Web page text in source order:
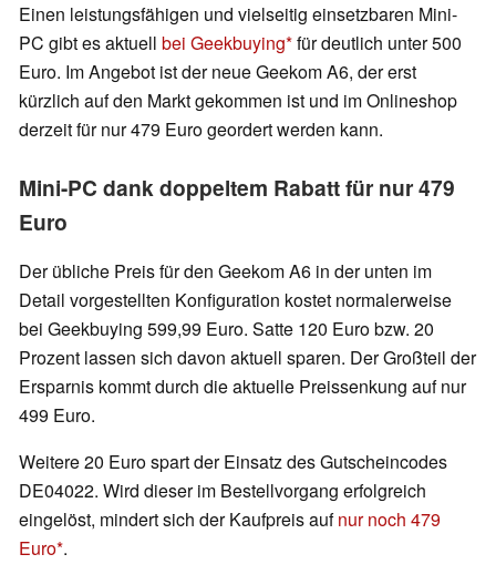
Einen leistungsfähigen und vielseitig einsetzbaren Mini-
PC gibt es aktuell bei Geekbuying für deutlich unter 500
Euro. Im Angebot ist der neue Geekom A6, der erst
kürzlich auf den Markt gekommen ist und im Onlineshop
derzeit für nur 479 Euro geordert werden kann.
Mini-PC dank doppeltem Rabatt für nur 479
Euro
Der übliche Preis für den Geekom A6 in der unten im
Detail vorgestellten Konfiguration kostet normalerweise
bei Geekbuying 599,99 Euro. Satte 120 Euro bzw. 20
Prozent lassen sich davon aktuell sparen. Der Großteil der
Ersparnis kommt durch die aktuelle Preissenkung auf nur
499 Euro.
Weitere 20 Euro spart der Einsatz des Gutscheincodes
DE04022. Wird dieser im Bestellvorgang erfolgreich
eingelöst, mindert sich der Kaufpreis aufnur noch 479
Euro .